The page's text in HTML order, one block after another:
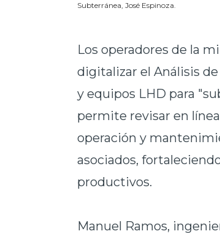
Subterránea, José Espinoza.
Los operadores de la
digitalizar el Análisis
y equipos LHD para
permite revisar en
operación y
asociados,
productivos.
Manuel Ramos,